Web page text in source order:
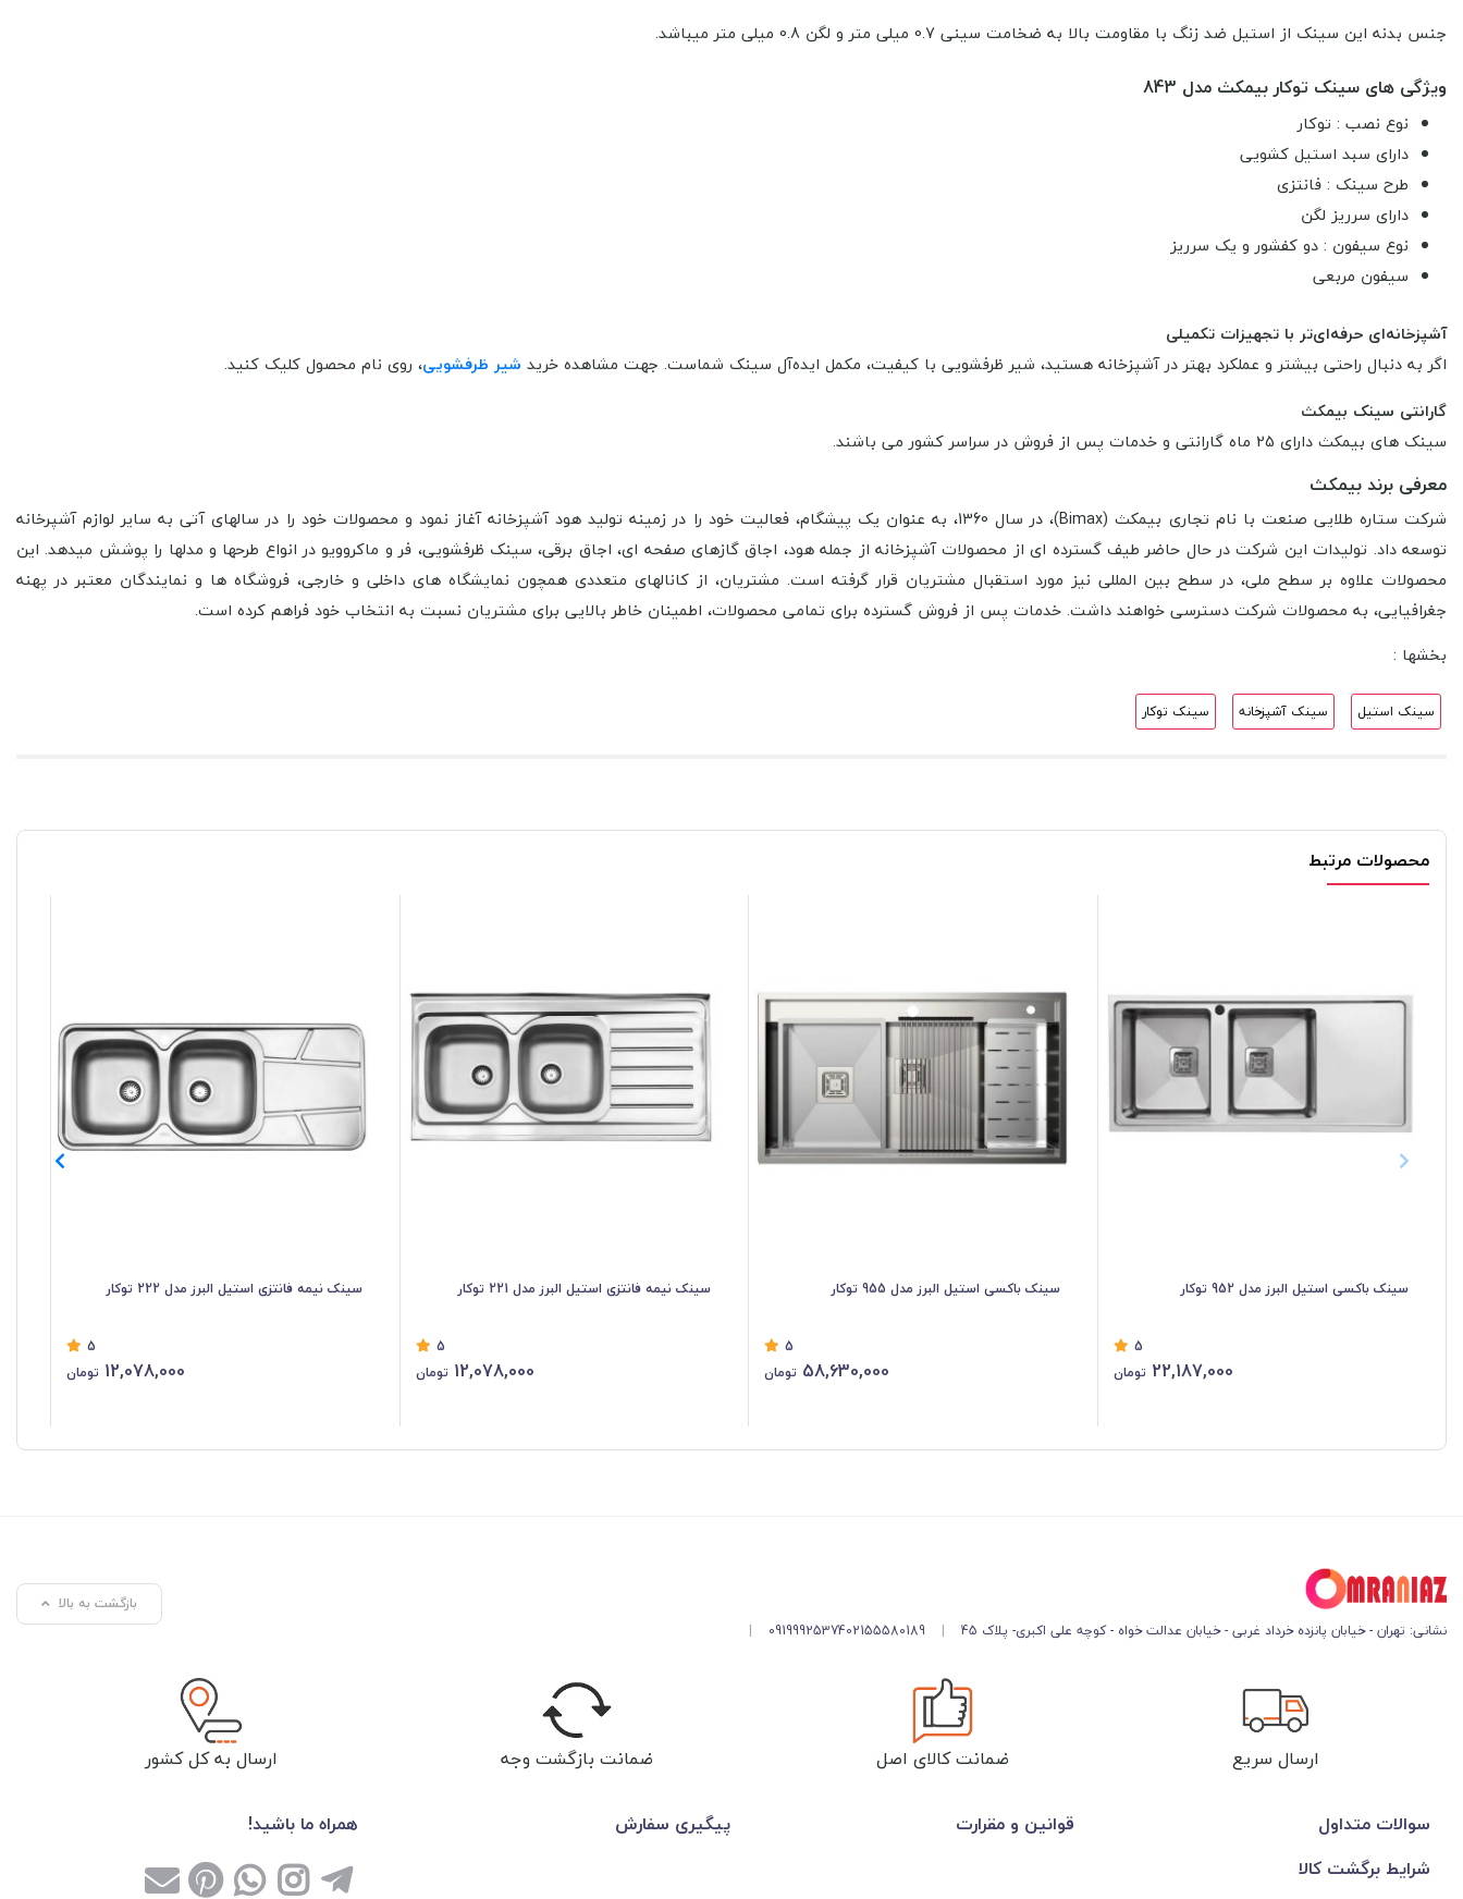
جنس بدنه این سینک از استیل ضد زنگ با مقاومت بالا به ضخامت سینی 0.7 میلی متر و لگن 0.8 میلی متر میباشد.
ویژگی های سینک توکار بیمکث مدل 843
نوع نصب : توکار
دارای سبد استیل کشویی
طرح سینک : فانتزی
دارای سرریز لگن
نوع سیفون : دو کفشور و یک سرریز
سیفون مربعی
آشپزخانه‌ای حرفه‌ای‌تر با تجهیزات تکمیلی
اگر به دنبال راحتی بیشتر و عملکرد بهتر در آشپزخانه هستید، شیر ظرفشویی با کیفیت، مکمل ایده‌آل سینک شماست. جهت مشاهده خرید شیر ظرفشویی، روی نام محصول کلیک کنید.
گارانتی سینک بیمکث
سینک های بیمکث دارای 25 ماه گارانتی و خدمات پس از فروش در سراسر کشور می باشند.
معرفی برند بیمکث
شرکت ستاره طلایی صنعت با نام تجاری بیمکث (Bimax)، در سال 1360، به عنوان یک پیشگام، فعالیت خود را در زمینه تولید هود آشپزخانه آغاز نمود و محصولات خود را در سال­های آتی به سایر لوازم آشپرخانه
توسعه داد. تولیدات این شرکت در حال حاضر طیف گسترده­ ای از محصولات آشپزخانه از جمله هود، اجاق گاز­های صفحه ­ای، اجاق برقی، سینک ظرفشویی، فر و ماکروویو در انواع طرح­ها و مدل­ها را پوشش می­دهد. این
محصولات علاوه بر سطح ملی، در سطح بین­ المللی نیز مورد استقبال مشتریان قرار گرفته است. مشتریان، از کانال­های متعددی همچون نمایشگاه ­های داخلی و خارجی، فروشگاه ­ها و نمایندگان معتبر در پهنه
جغرافیایی، به محصولات شرکت دسترسی خواهند داشت. خدمات پس از فروش گسترده برای تمامی محصولات، اطمینان خاطر بالایی برای مشتریان نسبت به انتخاب خود فراهم کرده است.
بخشها :
سینک استیل سینک آشپزخانه سینک توکار
محصولات مرتبط
سینک باکسی استیل البرز مدل 952 توکار
5
22,187,000 تومان
سینک باکسی استیل البرز مدل 955 توکار
5
58,630,000 تومان
سینک نیمه فانتزی استیل البرز مدل 221 توکار
5
12,078,000 تومان
سینک نیمه فانتزی استیل البرز مدل 222 توکار
5
12,078,000 تومان
نشانی: تهران - خیابان پانزده خرداد غربی - خیابان عدالت خواه - کوچه علی اکبری- پلاک 45 |
02155580189
09199925374
|
بازگشت به بالا
ارسال سریع ضمانت کالای اصل ضمانت بازگشت وجه ارسال به کل کشور
سوالات متداول قوانین و مقرارت
پیگیری سفارش
شرایط برگشت کالا
همراه ما باشید!